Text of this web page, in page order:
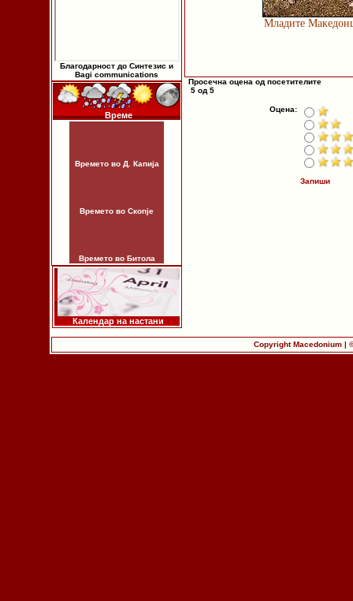
Благодарност до Синтезис и
Bagi communications
Време
Времето во Д. Капија
Времето во Скопје
Времето во Битола
Календар на настани
Младите
Просечна оцена од посетителите
5 од 5
Оцена:
Запиши
Copyright Macedonium |